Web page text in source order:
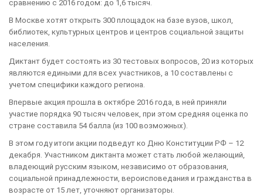
сравнению с 2016 годом: до 1,6 тысяч.
В Москве хотят открыть 300 площадок на базе вузов, школ,
библиотек, культурных центров и центров социальной защиты
населения.
Диктант будет состоять из 30 тестовых вопросов, 20 из которых
являются едиными для всех участников, а 10 составлены с
учетом специфики каждого региона.
Впервые акция прошла в октябре 2016 года, в ней приняли
участие порядка 90 тысяч человек, при этом средняя оценка по
стране составила 54 балла (из 100 возможных).
В этом году итоги акции подведут ко Дню Конституции РФ – 12
декабря. Участником диктанта может стать любой желающий,
владеющий русским языком, независимо от образования,
социальной принадлежности, вероисповедания и гражданства в
возрасте от 15 лет, уточняют организаторы.